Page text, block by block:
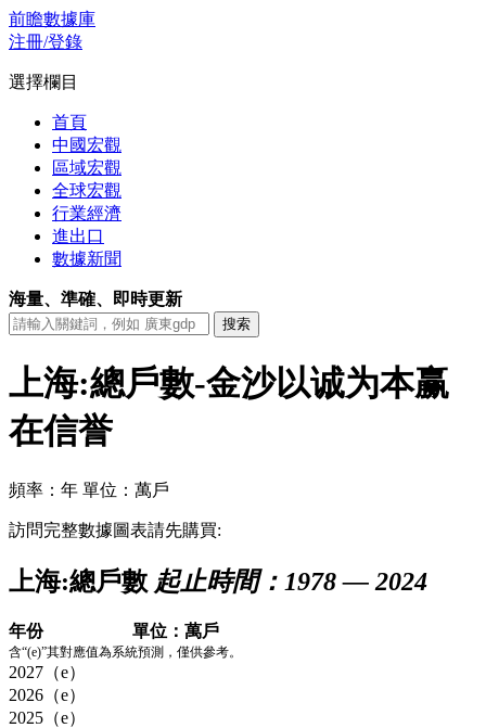
前瞻數據庫
注冊/登錄
選擇欄目
首頁
中國宏觀
區域宏觀
全球宏觀
行業經濟
進出口
數據新聞
海量、準確、即時更新
上海:總戶數-金沙以诚为本赢
在信誉
頻率：年 單位：萬戶
訪問完整數據圖表請先購買:
上海:總戶數 起止時間：1978 — 2024
年份 單位：萬戶
含“(e)”其對應值為系統預測，僅供參考。
2027（e）
2026（e）
2025（e）